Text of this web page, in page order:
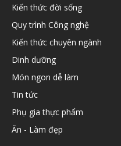
Kiến thức đời sống
Quy trình Công nghệ
Kiến thức chuyên ngành
Dinh dưỡng
Món ngon dễ làm
Tin tức
Phụ gia thực phẩm
Ăn - Làm đẹp